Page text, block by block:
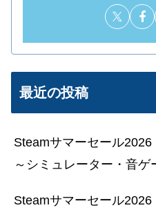
最近の投稿
Steamサマーセール
～シミュレーター・音ゲ
Steamサマーセール